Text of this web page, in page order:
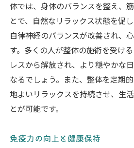
体では、身体のバランスを整え、
とで、自然なリラックス状態を促し
自律神経のバランスが改善され、
す。多くの人が整体の施術を受け
レスから解放され、より穏やかな
なるでしょう。また、整体を定期
地よいリラックスを持続させ、生
とが可能です。
免疫力の向上と健康保持